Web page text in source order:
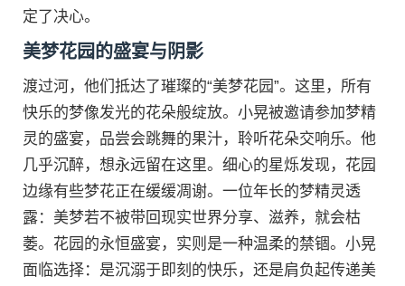
定了决心。
美梦花园的盛宴与阴影
渡过河，他们抵达了璀璨的“美梦花园”。这里，所有
快乐的梦像发光的花朵般绽放。小晃被邀请参加梦精
灵的盛宴，品尝会跳舞的果汁，聆听花朵交响乐。他
几乎沉醉，想永远留在这里。细心的星烁发现，花园
边缘有些梦花正在缓缓凋谢。一位年长的梦精灵透
露：美梦若不被带回现实世界分享、滋养，就会枯
萎。花园的永恒盛宴，实则是一种温柔的禁锢。小晃
面临选择：是沉溺于即刻的快乐，还是肩负起传递美